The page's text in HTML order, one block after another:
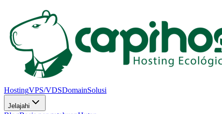
HostingVPS/VDSDomainSolusi
Jelajahi